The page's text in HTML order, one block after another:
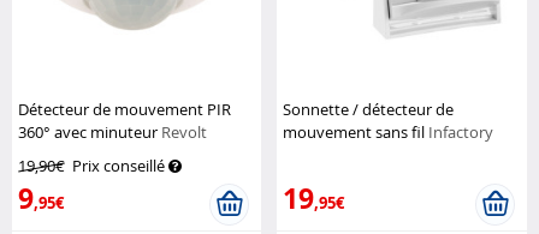
Détecteur de mouvement PIR
360° avec minuteur Revolt
19,90€ Prix conseillé
9,95€
Sonnette / détecteur de
mouvement sans fil Infactory
19,95€